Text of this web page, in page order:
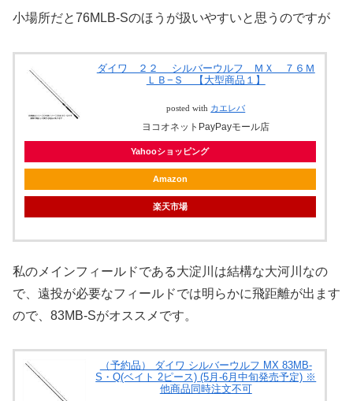
小場所だと76MLB-Sのほうが扱いやすいと思うのですが
ダイワ ２２ シルバーウルフ ＭＸ ７６Ｍ
ＬＢ−Ｓ 【大型商品１】
posted with カエレバ
ヨコオネットPayPayモール店
Yahooショッピング
Amazon
楽天市場
私のメインフィールドである大淀川は結構な大河川なの
で、遠投が必要なフィールドでは明らかに飛距離が出ます
ので、83MB-Sがオススメです。
（予約品） ダイワ シルバーウルフ MX 83MB-
S・Q(ベイト 2ピース) (5月-6月中旬発売予定) ※
他商品同時注文不可